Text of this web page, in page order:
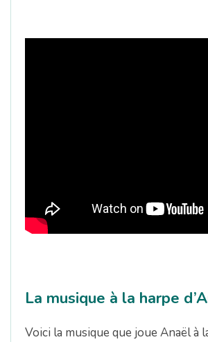
La musique à la harpe
Voici la musique que joue Anaël à